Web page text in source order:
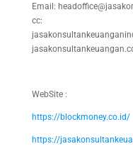
Email:
cc:
WebSite :
https://blockmoney.co.id/
https://